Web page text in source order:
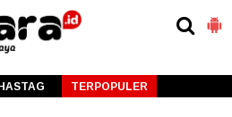
HASTAG TERPOPULER